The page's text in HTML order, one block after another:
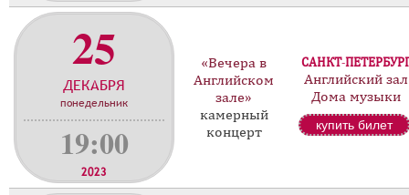
25
ДЕКАБРЯ
понедельник
19:00
2023
«Вечера в
Английском
зале»
камерный
концерт
САНКТ-
Английский зал
Дома музыки
купить билет